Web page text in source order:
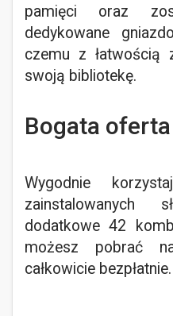
pamięci oraz
dedykowane
czemu z łatwością
swoją bibliotekę.
Bogata
Wygodnie
zainstalowanych
dodatkowe 42
możesz pobrać
całkowicie bezpłatnie.